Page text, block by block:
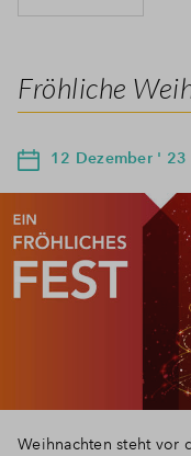
Fröhliche
12 Dezember ' 23
Weihnachten steht vor